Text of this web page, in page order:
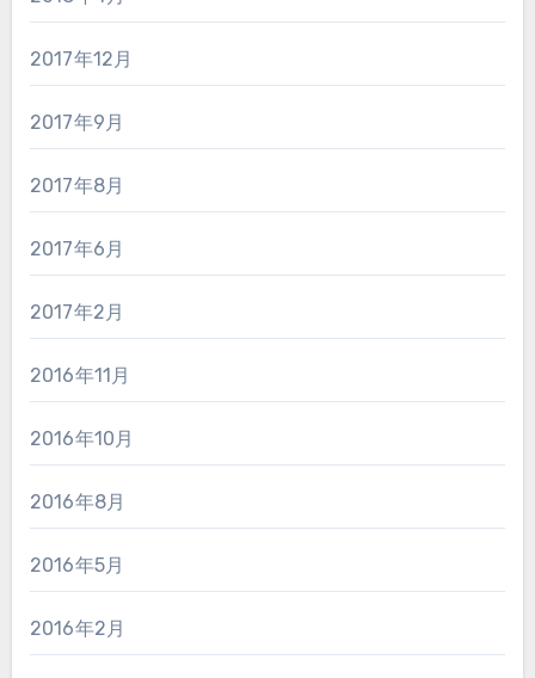
2017年12月
2017年9月
2017年8月
2017年6月
2017年2月
2016年11月
2016年10月
2016年8月
2016年5月
2016年2月